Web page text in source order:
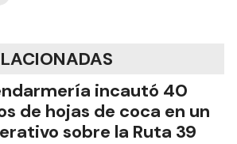
incautó 40
de hojas de coca en un
sobre la Ruta 39